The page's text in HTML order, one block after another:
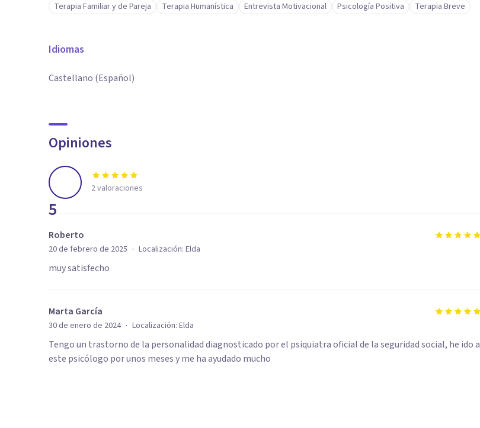
Terapia Familiar y de Pareja
Terapia Humanística Entrevista Motivacional Psicología Positiva Terapia Breve
Idiomas
Castellano (Español)
Opiniones
5
2valoraciones
Roberto
20 de febrero de 2025 · Localización: Elda
muy satisfecho
Marta García
30 de enero de 2024 · Localización: Elda
Tengo un trastorno de la personalidad diagnosticado por el psiquiatra oficial de la seguridad social, he ido a
este psicólogo por unos meses y me ha ayudado mucho